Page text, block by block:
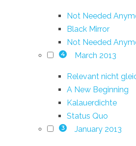
Not Needed
Black Mirror
Not Needed
4 March 2013
Relevant nicht
A New Beginning
Kalauerdichte
Status Quo
3 January 2013